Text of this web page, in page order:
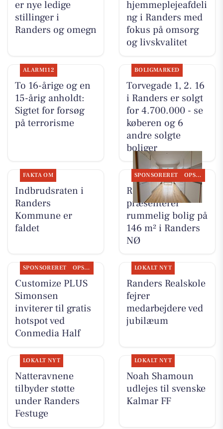
er nye ledige
stillinger i
Randers og omegn
hjemmeplejeafdeli
ng i Randers med
fokus på omsorg
og livskvalitet
ALARM112
To 16-årige og en
15-årig anholdt:
Sigtet for forsøg
på terrorisme
BOLIGMARKED
Torvegade 1, 2. 16
i Randers er solgt
for 4.700.000 - se
køberen og 6
andre solgte
boliger
FAKTA OM
Indbrudsraten i
Randers
Kommune er
faldet
SPONSORERET OPSLAGSTAVLEN
RandersBolig
præsenterer
rummelig bolig på
146 m² i Randers
NØ
SPONSORERET OPSLAGSTAVLEN
Customize PLUS
Simonsen
inviterer til gratis
hotspot ved
Conmedia Half
LOKALT NYT
Randers Realskole
fejrer
medarbejdere ved
jubilæum
LOKALT NYT
Natteravnene
tilbyder støtte
under Randers
Festuge
LOKALT NYT
Noah Shamoun
udlejes til svenske
Kalmar FF